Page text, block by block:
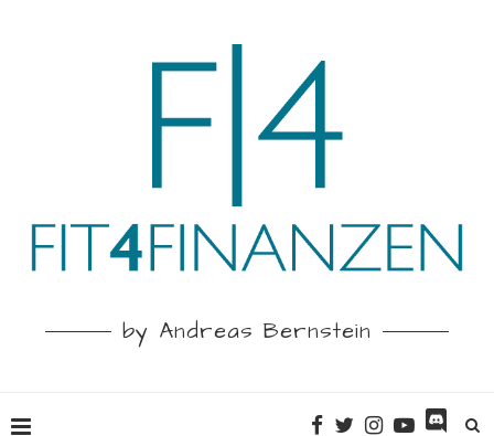
by Andreas Bernstein